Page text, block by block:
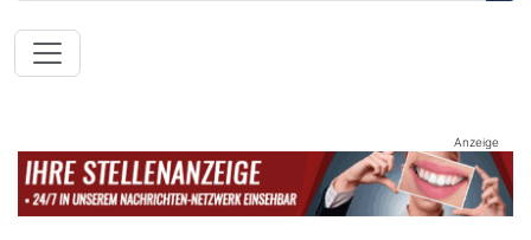
Anzeige